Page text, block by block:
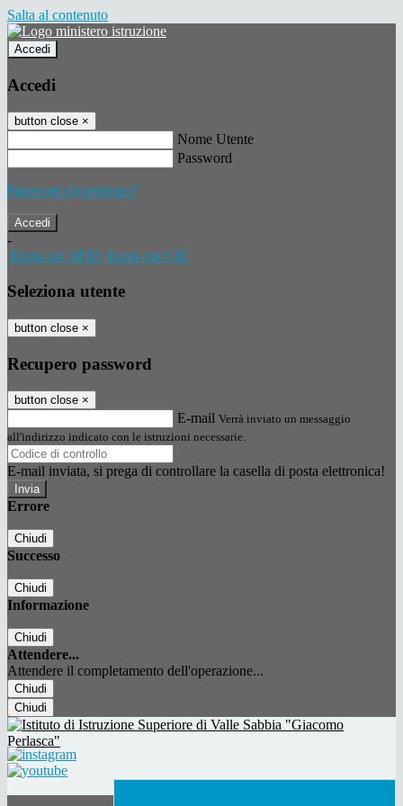
Salta al contenuto
Accedi
Accedi
button close ×
Nome Utente
Password
Password dimenticata?
-
Entra con SPID Entra con CIE
Seleziona utente
button close ×
Recupero password
button close ×
E-mail Verrà inviato un messaggio
all'indirizzo indicato con le istruzioni necessarie.
E-mail inviata, si prega di controllare la casella di posta elettronica!
Errore
Chiudi
Successo
Chiudi
Informazione
Chiudi
Attendere...
Attendere il completamento dell'operazione...
Chiudi
Chiudi